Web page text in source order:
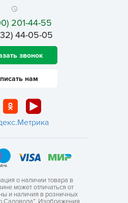
201-44-55
44-05-05
звонок
нам
о наличии товара в
может отличаться от
и наличия в розничных